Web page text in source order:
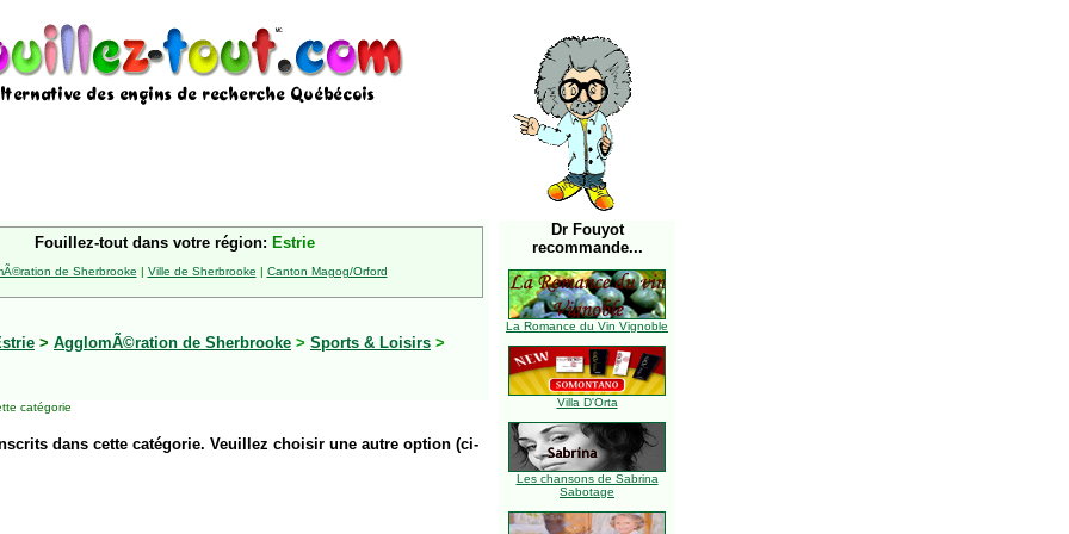
Fouillez-tout dans votre région: Estrie
de Sherbrooke | Ville de Sherbrooke | Canton Magog/Orford
> AgglomÃ©ration de Sherbrooke > Sports & Loisirs >
catégorie
dans cette catégorie. Veuillez choisir une autre option (ci-
Dr Fouyot
recommande...
La Romance du Vin Vignoble
Villa D'Orta
Les chansons de Sabrina
Sabotage